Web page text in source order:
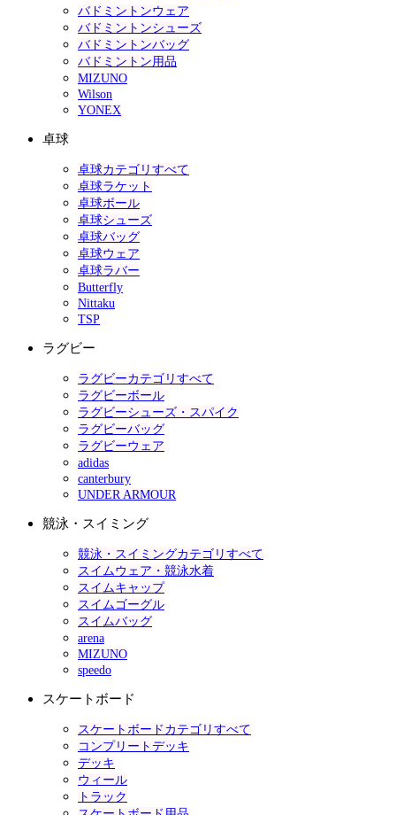
バドミントンウェア
バドミントンシューズ
バドミントンバッグ
バドミントン用品
MIZUNO
Wilson
YONEX
卓球
卓球カテゴリすべて
卓球ラケット
卓球ボール
卓球シューズ
卓球バッグ
卓球ウェア
卓球ラバー
Butterfly
Nittaku
TSP
ラグビー
ラグビーカテゴリすべて
ラグビーボール
ラグビーシューズ・スパイク
ラグビーバッグ
ラグビーウェア
adidas
canterbury
UNDER ARMOUR
競泳・スイミング
競泳・スイミングカテゴリすべて
スイムウェア・競泳水着
スイムキャップ
スイムゴーグル
スイムバッグ
arena
MIZUNO
speedo
スケートボード
スケートボードカテゴリすべて
コンプリートデッキ
デッキ
ウィール
トラック